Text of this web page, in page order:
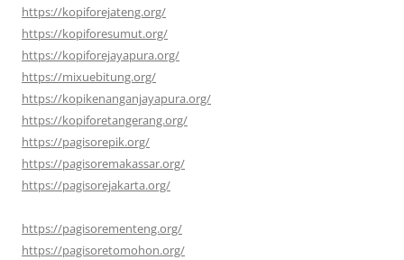
https://kopiforejateng.org/
https://kopiforesumut.org/
https://kopiforejayapura.org/
https://mixuebitung.org/
https://kopikenanganjayapura.org/
https://kopiforetangerang.org/
https://pagisorepik.org/
https://pagisoremakassar.org/
https://pagisorejakarta.org/
https://pagisorementeng.org/
https://pagisoretomohon.org/